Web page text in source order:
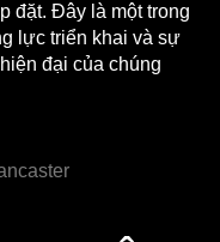
đặt. Đây là một trong
lực triển khai và sự
đại của chúng